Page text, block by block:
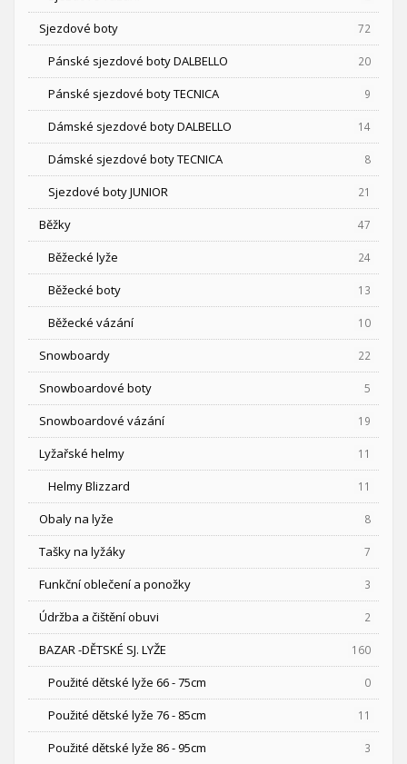
Sjezdové boty 72
Pánské sjezdové boty DALBELLO 20
Pánské sjezdové boty TECNICA 9
Dámské sjezdové boty DALBELLO 14
Dámské sjezdové boty TECNICA 8
Sjezdové boty JUNIOR 21
Běžky 47
Běžecké lyže 24
Běžecké boty 13
Běžecké vázání 10
Snowboardy 22
Snowboardové boty 5
Snowboardové vázání 19
Lyžařské helmy 11
Helmy Blizzard 11
Obaly na lyže 8
Tašky na lyžáky 7
Funkční oblečení a ponožky 3
Údržba a čištění obuvi 2
BAZAR -DĚTSKÉ SJ. LYŽE 160
Použité dětské lyže 66 - 75cm 0
Použité dětské lyže 76 - 85cm 11
Použité dětské lyže 86 - 95cm 3